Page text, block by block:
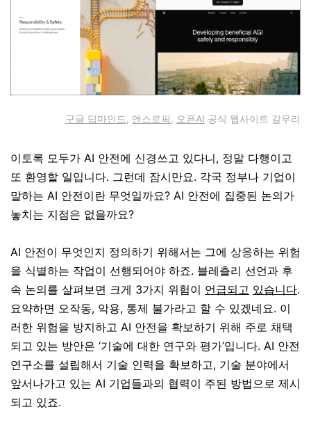
구글 딥마인드 , 앤스로픽 , 오픈AI 공식 웹사이트 갈무리
이토록 모두가 AI 안전에 신경쓰고 있다니, 정말 다행이고
또 환영할 일입니다. 그런데 잠시만요. 각국 정부나 기업이
말하는 AI 안전이란 무엇일까요? AI 안전에 집중된 논의가
놓치는 지점은 없을까요?
AI 안전이 무엇인지 정의하기 위해서는 그에 상응하는 위험
을 식별하는 작업이 선행되어야 하죠. 블레츨리 선언과 후
속 논의를 살펴보면 크게 3가지 위험이 언급되고 있습니다.
요약하면 오작동, 악용, 통제 불가라고 할 수 있겠네요. 이
러한 위험을 방지하고 AI 안전을 확보하기 위해 주로 채택
되고 있는 방안은 ‘기술에 대한 연구와 평가’입니다. AI 안전
연구소를 설립해서 기술 인력을 확보하고, 기술 분야에서
앞서나가고 있는 AI 기업들과의 협력이 주된 방법으로 제시
되고 있죠.